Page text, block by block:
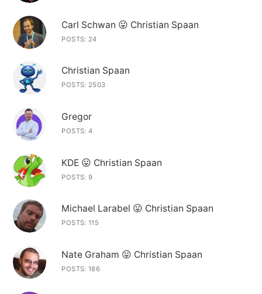
Carl Schwan 😛 Christian Spaan
POSTS: 24
Christian Spaan
POSTS: 2503
Gregor
POSTS: 4
KDE 😛 Christian Spaan
POSTS: 9
Michael Larabel 😛 Christian Spaan
POSTS: 115
Nate Graham 😛 Christian Spaan
POSTS: 186